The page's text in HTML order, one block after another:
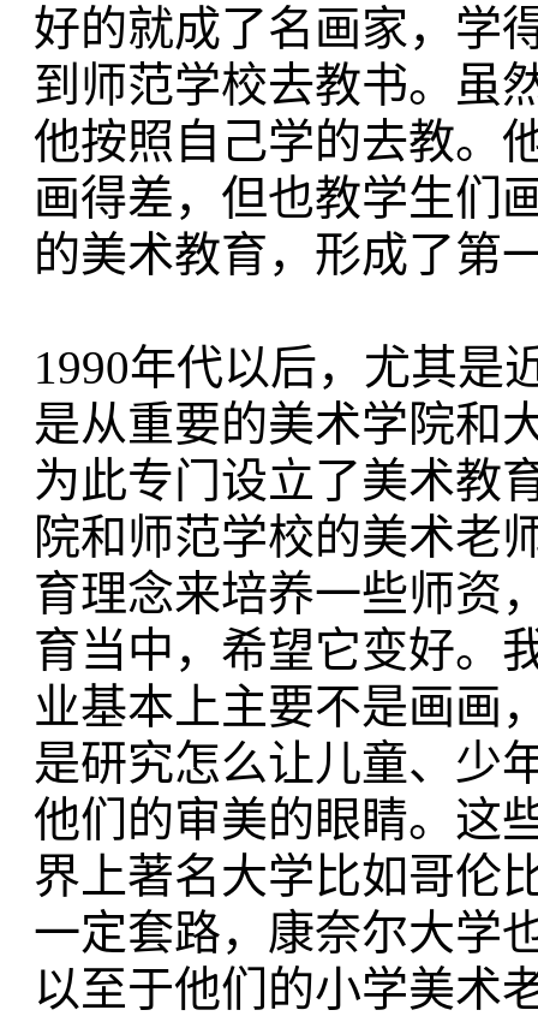
好的就成了名画家，学
到师范学校去教书。虽
他按照自己学的去教。
画得差，但也教学生们
的美术教育，形成了第
1990年代以后，尤其是
是从重要的美术学院和
为此专门设立了美术教
院和师范学校的美术老
育理念来培养一些师资
育当中，希望它变好。
业基本上主要不是画画
是研究怎么让儿童、少
他们的审美的眼睛。这
界上著名大学比如哥伦
一定套路，康奈尔大学
以至于他们的小学美术